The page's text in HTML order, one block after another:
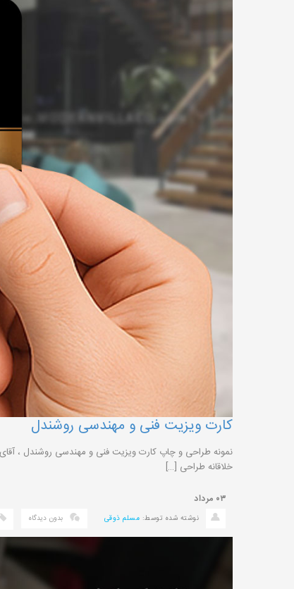
کارت ویزیت فنی و مهندسی روشندل
نمونه طراحی و چاپ کارت ویزیت فنی و مهندسی روشندل ،
خلاقانه طراحی […]
۰۳ مرداد
نوشته شده توسط: مسلم ذوقی بدون دیدگاه